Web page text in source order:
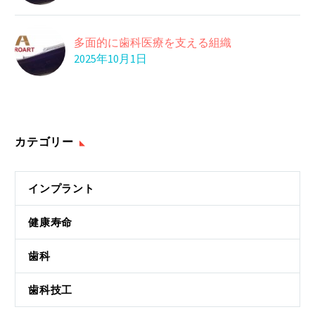
多面的に歯科医療を支える組織
2025年10月1日
カテゴリー
インプラント
健康寿命
歯科
歯科技工